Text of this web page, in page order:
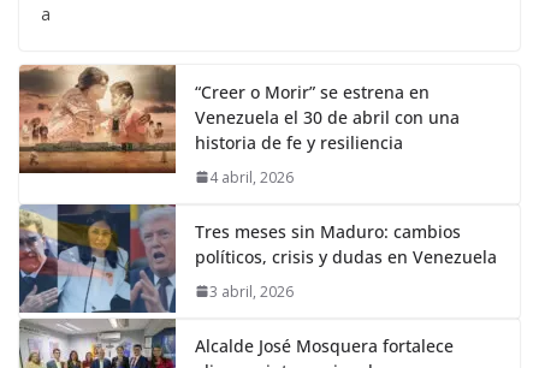
a
“Creer o Morir” se estrena en
Venezuela el 30 de abril con una
historia de fe y resiliencia
4 abril, 2026
Tres meses sin Maduro: cambios
políticos, crisis y dudas en Venezuela
3 abril, 2026
Alcalde José Mosquera fortalece